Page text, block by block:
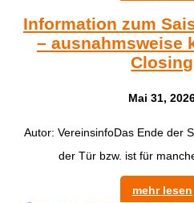
Information zum
– ausnahmsweise
Closing
Mai 31,
Autor: VereinsinfoDas Ende der
der Tür bzw. ist für
mehr lesen